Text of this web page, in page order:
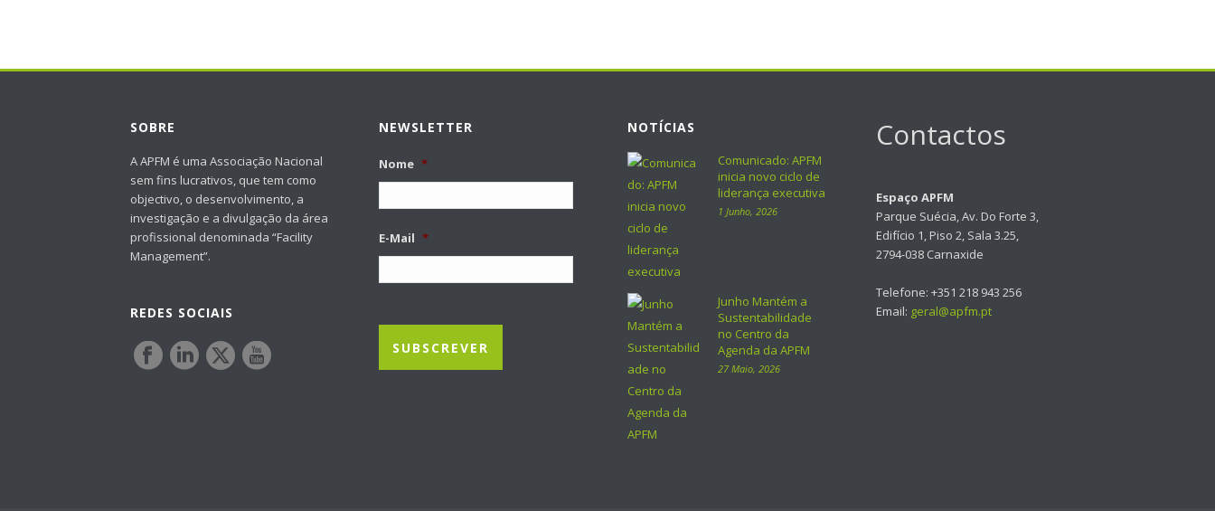
SOBRE
A APFM é uma Associação Nacional
sem fins lucrativos, que tem como
objectivo, o desenvolvimento, a
investigação e a divulgação da área
profissional denominada “Facility
Management”.
REDES SOCIAIS
NEWSLETTER
Nome *
E-Mail *
NOTÍCIAS
Comunicado: APFM
inicia novo ciclo de
liderança executiva
1 Junho, 2026
Junho Mantém a
Sustentabilidade
no Centro da
Agenda da APFM
27 Maio, 2026
Contactos
Espaço APFM
Parque Suécia, Av. Do Forte 3,
Edifício 1, Piso 2, Sala 3.25,
2794-038 Carnaxide
Telefone: +351 218 943 256
Email: geral@apfm.pt